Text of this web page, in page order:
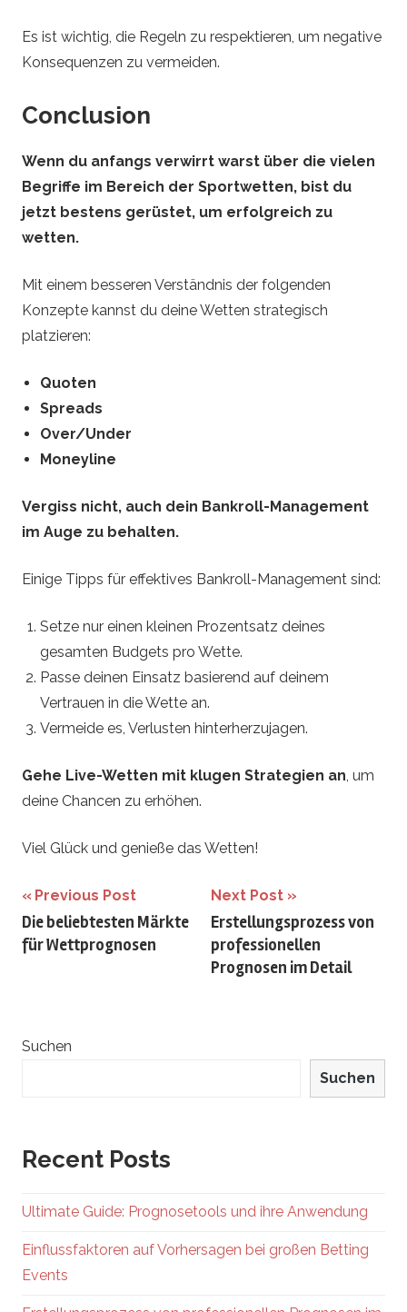
Es ist wichtig, die Regeln zu respektieren, um negative
Konsequenzen zu vermeiden.
Conclusion
Wenn du anfangs verwirrt warst über die vielen
Begriffe im Bereich der Sportwetten, bist du
jetzt bestens gerüstet, um erfolgreich zu
wetten.
Mit einem besseren Verständnis der folgenden
Konzepte kannst du deine Wetten strategisch
platzieren:
Quoten
Spreads
Over/Under
Moneyline
Vergiss nicht, auch dein Bankroll-Management
im Auge zu behalten.
Einige Tipps für effektives Bankroll-Management sind:
Setze nur einen kleinen Prozentsatz deines
gesamten Budgets pro Wette.
Passe deinen Einsatz basierend auf deinem
Vertrauen in die Wette an.
Vermeide es, Verlusten hinterherzujagen.
Gehe Live-Wetten mit klugen Strategien an, um
deine Chancen zu erhöhen.
Viel Glück und genieße das Wetten!
Beitrags-
Navigation
Previous Post
Die beliebtesten Märkte
für Wettprognosen
Next Post
Erstellungsprozess von
professionellen
Prognosen im Detail
Suchen
Suchen
Recent Posts
Ultimate Guide: Prognosetools und ihre Anwendung
Einflussfaktoren auf Vorhersagen bei großen Betting
Events